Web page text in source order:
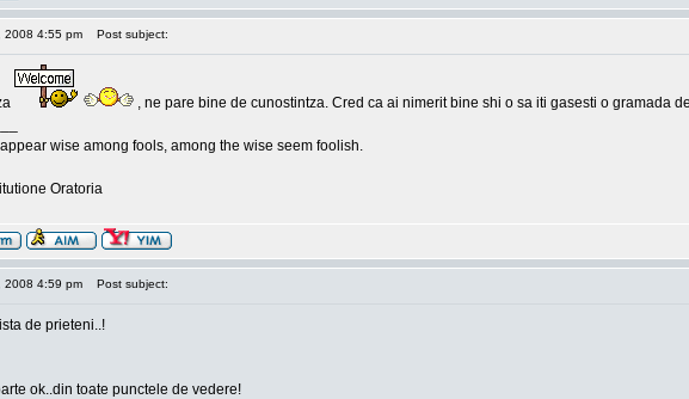
2008 4:55 pm Post subject:
, ne pare bine de cunostintza. Cred ca ai nimerit bine shi o sa iti gasesti o gramada
wise among fools, among the wise seem foolish.
Oratoria
2008 4:59 pm Post subject:
de prieteni..!
ok..din toate punctele de vedere!